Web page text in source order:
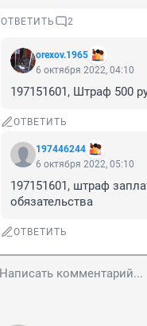
ОТВЕТИТЬ 2
orexov.1965
6 октября 2022, 04:10
197151601, Штраф 500
ОТВЕТИТЬ
197446244
6 октября 2022, 05:10
197151601, штраф
обязательства
ОТВЕТИТЬ